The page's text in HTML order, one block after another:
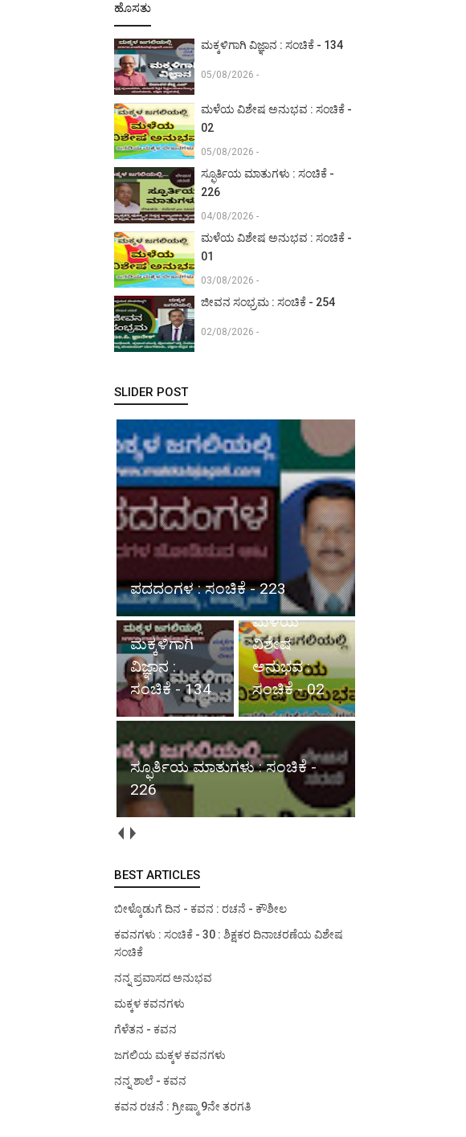
ಹೊಸತು
ಮಕ್ಕಳಿಗಾಗಿ ವಿಜ್ಞಾನ : ಸಂಚಿಕೆ - 134
05/08/2026 -
ಮಳೆಯ ವಿಶೇಷ ಅನುಭವ : ಸಂಚಿಕೆ -
02
05/08/2026 -
ಸ್ಫೂರ್ತಿಯ ಮಾತುಗಳು : ಸಂಚಿಕೆ -
226
04/08/2026 -
ಮಳೆಯ ವಿಶೇಷ ಅನುಭವ : ಸಂಚಿಕೆ -
01
03/08/2026 -
ಜೀವನ ಸಂಭ್ರಮ : ಸಂಚಿಕೆ - 254
02/08/2026 -
SLIDER POST
ಮಕ್ಕಳಿಗಾಗಿ ವಿಜ್ಞಾನ : ಸಂಚಿಕೆ - 134
ಮಳೆಯ
ವಿಶೇಷ
ಅನುಭವ :
ಸಂಚಿಕೆ - 02
ಸ್ಫೂರ್ತಿಯ
ಮಾತುಗಳು :
ಸಂಚಿಕೆ - 226
ಮಳೆಯ ವಿಶೇಷ ಅನುಭವ : ಸಂಚಿಕೆ -
01
BEST ARTICLES
ಬೀಳ್ಕೊಡುಗೆ ದಿನ - ಕವನ : ರಚನೆ - ಕೌಶೀಲ
ಕವನಗಳು : ಸಂಚಿಕೆ - 30 : ಶಿಕ್ಷಕರ ದಿನಾಚರಣೆಯ ವಿಶೇಷ
ಸಂಚಿಕೆ
ನನ್ನ ಪ್ರವಾಸದ ಅನುಭವ
ಮಕ್ಕಳ ಕವನಗಳು
ಗೆಳೆತನ - ಕವನ
ಜಗಲಿಯ ಮಕ್ಕಳ ಕವನಗಳು
ನನ್ನ ಶಾಲೆ - ಕವನ
ಕವನ ರಚನೆ : ಗ್ರೀಷ್ಮಾ 9ನೇ ತರಗತಿ